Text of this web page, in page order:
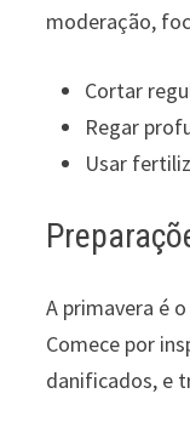
moderação,
Cortar
Regar
Usar
A primavera é
Comece por
danificados, e